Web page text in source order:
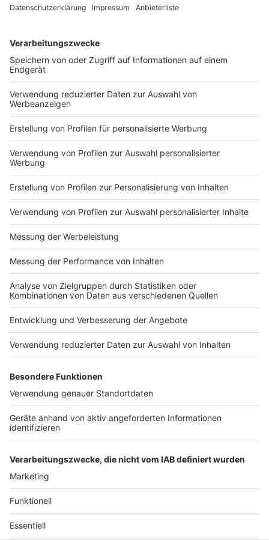
Frankreich
Anzeige
Die Französischen Köstlichkeiten genießen, am
schönsten noch mit Blick auf den Eifelturm - ein Muss
im Frankreich-Urlaub. Das kostet aber natürlich einiges.
Dennoch solltet ihr auch hier zehn bis 15 Prozent
Trinkgeld einkalkulieren. Für eine zügige und sichere
Fahrt solltet ihr Taxifahrern knapp 10 Prozent extra
geben.
Anzeige
Skandinavien
Anzeige
In den meisten skandinavischen Ländern ist das
Trinkgeld bereits in der Rechnung enthalten, häufig in
den guten Hotels in Norwegen, Dänemark und Finnland.
Trotzdem kann man bei gutem Service aufrunden,
sodass man auf etwa 5 Prozent Trinkgeld kommt. Eine
als zehn Prozent geben.
Anzeige
Anzeige